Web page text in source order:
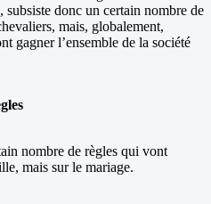
subsiste donc un certain nombre de
mais, globalement,
gagner l’ensemble de la société
nombre de règles qui vont
mais sur le mariage.